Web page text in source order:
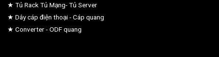
★ Tủ Rack Tủ Mạng- Tủ Server
★ Dây cáp điện thoại - Cáp quang
★ Converter - ODF quang